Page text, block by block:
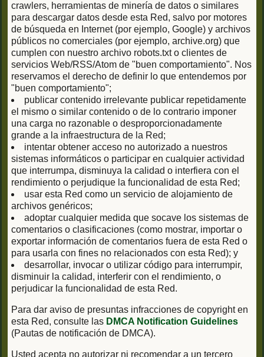
crawlers, herramientas de minería de datos o similares
para descargar datos desde esta Red, salvo por motores
de búsqueda en Internet (por ejemplo, Google) y archivos
públicos no comerciales (por ejemplo, archive.org) que
cumplen con nuestro archivo robots.txt o clientes de
servicios Web/RSS/Atom de "buen comportamiento". Nos
reservamos el derecho de definir lo que entendemos por
"buen comportamiento";
publicar contenido irrelevante publicar repetidamente
el mismo o similar contenido o de lo contrario imponer
una carga no razonable o desproporcionadamente
grande a la infraestructura de la Red;
intentar obtener acceso no autorizado a nuestros
sistemas informáticos o participar en cualquier actividad
que interrumpa, disminuya la calidad o interfiera con el
rendimiento o perjudique la funcionalidad de esta Red;
usar esta Red como un servicio de alojamiento de
archivos genéricos;
adoptar cualquier medida que socave los sistemas de
comentarios o clasificaciones (como mostrar, importar o
exportar información de comentarios fuera de esta Red o
para usarla con fines no relacionados con esta Red); y
desarrollar, invocar o utilizar código para interrumpir,
disminuir la calidad, interferir con el rendimiento, o
perjudicar la funcionalidad de esta Red.
Para dar aviso de presuntas infracciones de copyright en
esta Red, consulte las DMCA Notification Guidelines
(Pautas de notificación de DMCA).
Usted acepta no autorizar ni recomendar a un tercero